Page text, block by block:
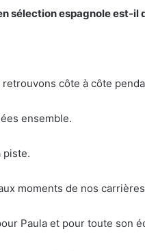
sélection espagnole est-il
côte à côte
ensemble.
piste.
moments de nos
Paula et pour toute son